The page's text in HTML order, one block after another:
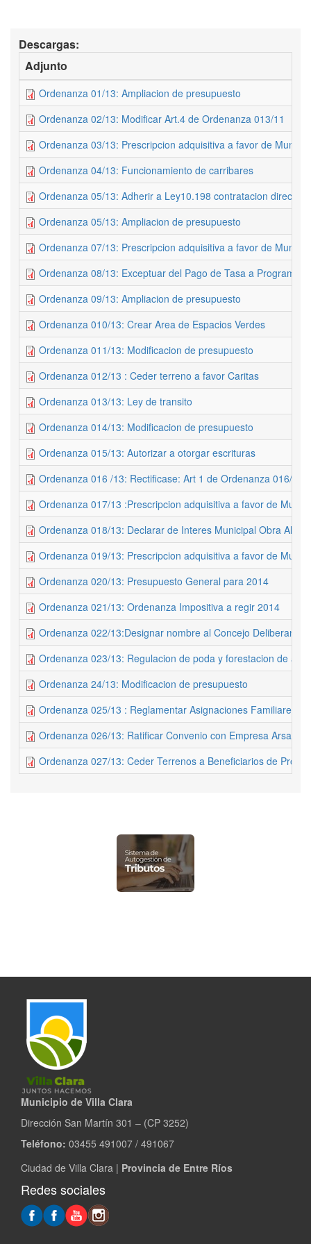
Descargas:
Adjunto
Ordenanza 01/13: Ampliacion de presupuesto
Ordenanza 02/13: Modificar Art.4 de Ordenanza 013/11
Ordenanza 03/13: Prescripcion adquisitiva a favor de
Ordenanza 04/13: Funcionamiento de carribares
Ordenanza 05/13: Adherir a Ley10.198 contratacion directa
Ordenanza 05/13: Ampliacion de presupuesto
Ordenanza 07/13: Prescripcion adquisitiva a favor de
Ordenanza 08/13: Exceptuar del Pago de Tasa a Programa
Ordenanza 09/13: Ampliacion de presupuesto
Ordenanza 010/13: Crear Area de Espacios Verdes
Ordenanza 011/13: Modificacion de presupuesto
Ordenanza 012/13 : Ceder terreno a favor Caritas
Ordenanza 013/13: Ley de transito
Ordenanza 014/13: Modificacion de presupuesto
Ordenanza 015/13: Autorizar a otorgar escrituras
Ordenanza 016 /13: Rectificase: Art 1 de Ordenanza 016/99
Ordenanza 017/13 :Prescripcion adquisitiva a favor de
Ordenanza 018/13: Declarar de Interes Municipal Obra
Ordenanza 019/13: Prescripcion adquisitiva a favor de
Ordenanza 020/13: Presupuesto General para 2014
Ordenanza 021/13: Ordenanza Impositiva a regir 2014
Ordenanza 022/13:Designar nombre al Concejo Deliberante
Ordenanza 023/13: Regulacion de poda y forestacion de
Ordenanza 24/13: Modificacion de presupuesto
Ordenanza 025/13 : Reglamentar Asignaciones Familiares
Ordenanza 026/13: Ratificar Convenio con Empresa Arsat 1
Ordenanza 027/13: Ceder Terrenos a Beneficiarios de
Municipio de Villa Clara
Dirección San Martín 301 – (CP 3252)
Teléfono: 03455 491007 / 491067
Ciudad de Villa Clara | Provincia de Entre Ríos
Redes sociales